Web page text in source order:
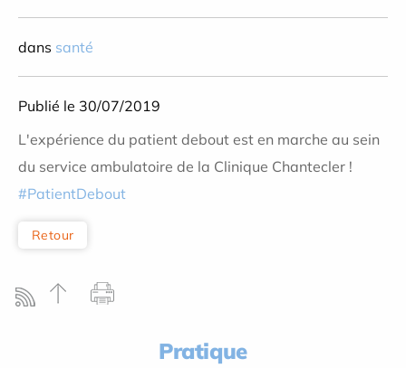
dans santé
Publié le 30/07/2019
L'expérience du patient debout est en marche au sein
du service ambulatoire de la Clinique Chantecler !
#PatientDebout
Retour
Pratique